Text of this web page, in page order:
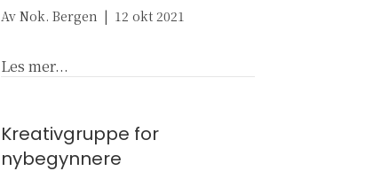
Av Nok. Bergen | 12 okt 2021
Les mer...
Kreativgruppe for
nybegynnere